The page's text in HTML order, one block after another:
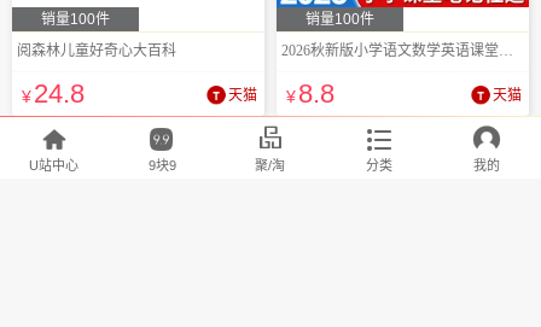
销量100件
阅森林儿童好奇心大百科
¥24.8 天猫
销量100件
2026秋新版小学语文数学英语课堂笔记
¥8.8 天猫

U站中心

9块9

聚/淘

分类

我的